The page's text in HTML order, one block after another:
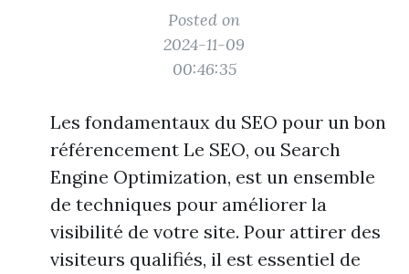
Posted on
2024-11-09
00:46:35
Les fondamentaux du SEO pour un bon
référencement Le SEO, ou Search
Engine Optimization, est un ensemble
de techniques pour améliorer la
visibilité de votre site. Pour attirer des
visiteurs qualifiés, il est essentiel de